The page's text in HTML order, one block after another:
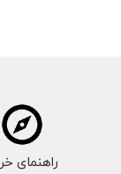
راهنمای